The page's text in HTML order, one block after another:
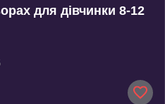
для дівчинки 8-12